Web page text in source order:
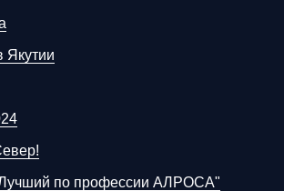
Якутии
по профессии АЛРОСА"